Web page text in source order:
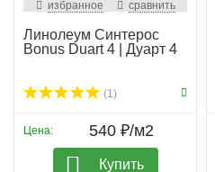
избранное сравнить
Линолеум Синтерос
Bonus Duart 4 | Дуарт 4
(1)
Цена: 540 ₽/м2
Купить